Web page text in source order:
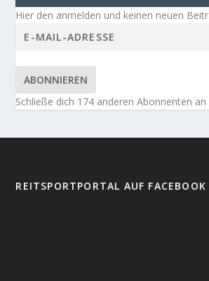
Hier den anmelden und keinen neuen
ABONNIEREN
Schließe dich 174 anderen Abonnenten an
REITSPORTPORTAL AUF FACEBOOK